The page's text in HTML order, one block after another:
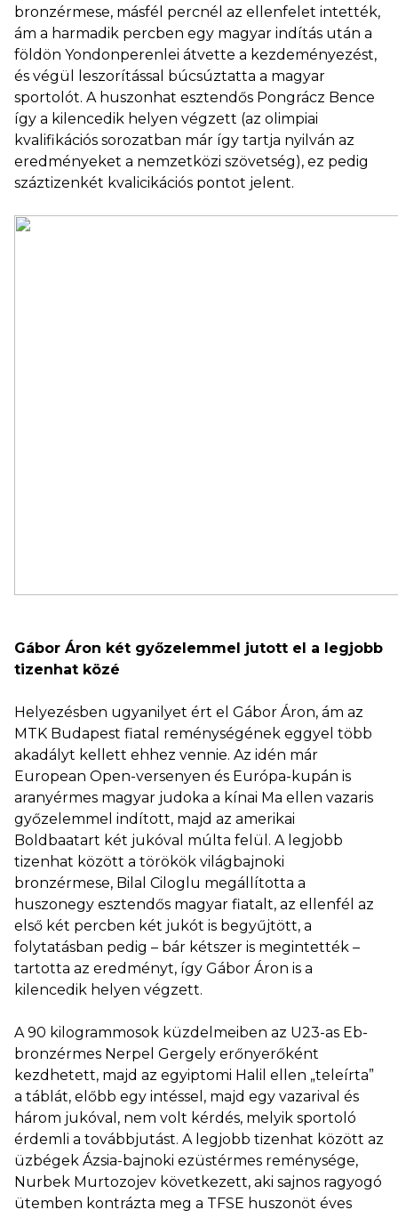
bronzérmese, másfél percnél az ellenfelet intették,
ám a harmadik percben egy magyar indítás után a
földön Yondonperenlei átvette a kezdeményezést,
és végül leszorítással búcsúztatta a magyar
sportolót. A huszonhat esztendős Pongrácz Bence
így a kilencedik helyen végzett (az olimpiai
kvalifikációs sorozatban már így tartja nyilván az
eredményeket a nemzetközi szövetség), ez pedig
száztizenkét kvalicikációs pontot jelent.
Gábor Áron két győzelemmel jutott el a legjobb
tizenhat közé
Helyezésben ugyanilyet ért el Gábor Áron, ám az
MTK Budapest fiatal reménységének eggyel több
akadályt kellett ehhez vennie. Az idén már
European Open-versenyen és Európa-kupán is
aranyérmes magyar judoka a kínai Ma ellen vazaris
győzelemmel indított, majd az amerikai
Boldbaatart két jukóval múlta felül. A legjobb
tizenhat között a törökök világbajnoki
bronzérmese, Bilal Ciloglu megállította a
huszonegy esztendős magyar fiatalt, az ellenfél az
első két percben két jukót is begyűjtött, a
folytatásban pedig – bár kétszer is megintették –
tartotta az eredményt, így Gábor Áron is a
kilencedik helyen végzett.
A 90 kilogrammosok küzdelmeiben az U23-as Eb-
bronzérmes Nerpel Gergely erőnyerőként
kezdhetett, majd az egyiptomi Halil ellen „teleírta”
a táblát, előbb egy intéssel, majd egy vazarival és
három jukóval, nem volt kérdés, melyik sportoló
érdemli a továbbjutást. A legjobb tizenhat között az
üzbégek Ázsia-bajnoki ezüstérmes reménysége,
Nurbek Murtozojev következett, aki sajnos ragyogó
ütemben kontrázta meg a TFSE huszonöt éves